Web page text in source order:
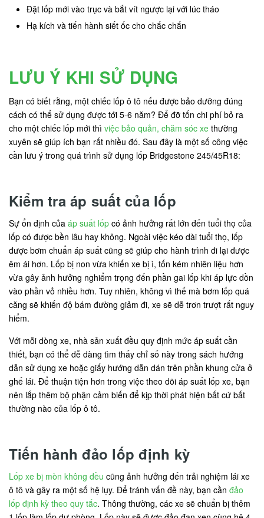
Đặt lốp mới vào trục và bắt vít ngược lại với lúc tháo
Hạ kích và tiến hành siết ốc cho chắc chắn
LƯU Ý KHI SỬ DỤNG
Bạn có biết rằng, một chiếc lốp ô tô nếu được bảo dưỡng đúng
cách có thể sử dụng được tới 5-6 năm? Để đỡ tốn chi phí bỏ ra
cho một chiếc lốp mới thì việc bảo quản, chăm sóc xe thường
xuyên sẽ giúp ích bạn rất nhiều đó. Sau đây là một số công việc
cần lưu ý trong quá trình sử dụng lốp Bridgestone 245/45R18:
Kiểm tra áp suất của lốp
Sự ổn định của áp suất lốp có ảnh hưởng rất lớn đến tuổi thọ của
lốp có được bền lâu hay không. Ngoài việc kéo dài tuổi thọ, lốp
được bơm chuẩn áp suất cũng sẽ giúp cho hành trình đi lại được
êm ái hơn. Lốp bị non vừa khiến xe bị ì, tốn kém nhiên liệu hơn
vừa gây ảnh hưởng nghiểm trọng đến phần gai lốp khi áp lực dồn
vào phần vỏ nhiều hơn. Tuy nhiên, không vì thế mà bơm lốp quá
căng sẽ khiến độ bám đường giảm đi, xe sẽ dễ trơn trượt rất nguy
hiểm.
Với mỗi dòng xe, nhà sản xuất đều quy định mức áp suất cần
thiết, bạn có thể dễ dàng tìm thấy chỉ số này trong sách hướng
dẫn sử dụng xe hoặc giấy hướng dẫn dán trên phần khung cửa ở
ghế lái. Để thuận tiện hơn trong việc theo dõi áp suất lốp xe, bạn
nên lắp thêm bộ phận cảm biến để kịp thời phát hiện bất cứ bất
thường nào của lốp ô tô.
Tiến hành đảo lốp định kỳ
Lốp xe bị mòn không đều cũng ảnh hưởng đến trải nghiệm lái xe
ô tô và gây ra một số hệ lụy. Để tránh vấn đề này, bạn cần đảo
lốp định kỳ theo quy tắc. Thông thường, các xe sẽ chuẩn bị thêm